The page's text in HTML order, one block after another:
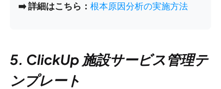
➡️ 詳細はこちら： 根本原因分析の実施方法
5. ClickUp 施設サービス管理テ
ンプレート